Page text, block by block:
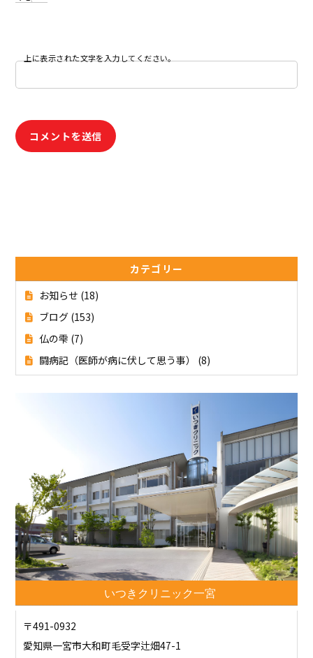
上に表示された文字を入力してください。
カテゴリー
お知らせ (18)
ブログ (153)
仏の雫 (7)
闘病記（医師が病に伏して思う事）
(8)
いつきクリニック一宮
〒491-0932
愛知県一宮市大和町毛受字辻畑47-1